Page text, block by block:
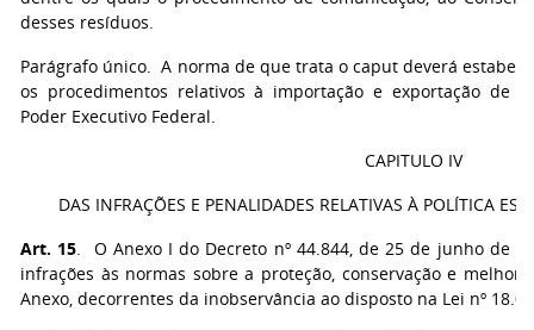
desses resíduos.
Parágrafo único. A norma de que trata o caput deverá
os procedimentos relativos à importação e exportação de
Poder Executivo Federal.
CAPITULO IV
DAS INFRAÇÕES E PENALIDADES RELATIVAS À POLÍTICA
Art. 15. O Anexo I do Decreto nº 44.844, de 25 de junho de
infrações às normas sobre a proteção, conservação e
Anexo, decorrentes da inobservância ao disposto na Lei nº